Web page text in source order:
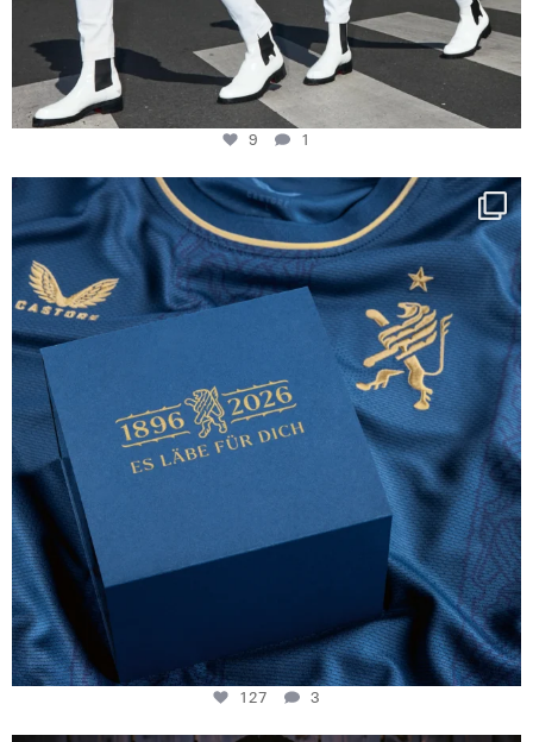
9 1
Happy Birthday FCZ
130 years filled ...
127
3
127 3